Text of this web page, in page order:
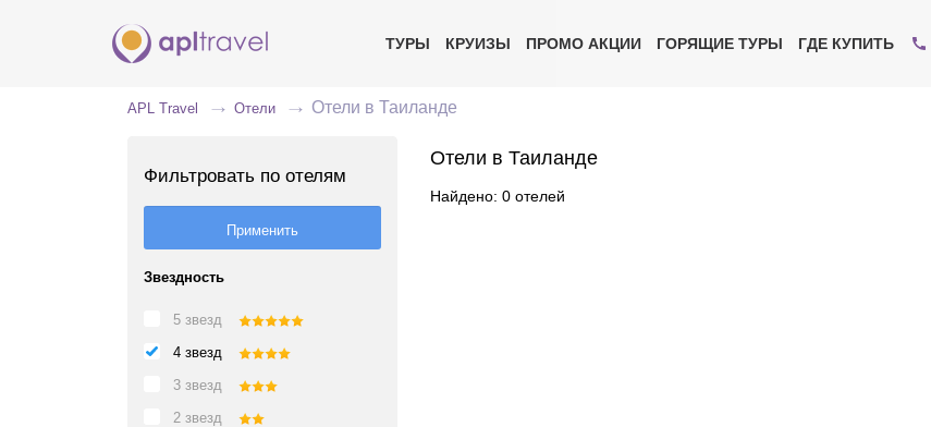
ТУРЫ КРУИЗЫ ПРОМО АКЦИИ ГОРЯЩИЕ ТУРЫ ГДЕ КУПИТЬ
APL Travel Отели Отели в Таиланде
Фильтровать по отелям
Звездность
5 звезд
4 звезд
3 звезд
2 звезд
Отели в Таиланде
Найдено: 0 отелей